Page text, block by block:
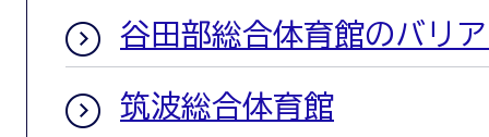
谷田部総合体育館のバリ
筑波総合体育館